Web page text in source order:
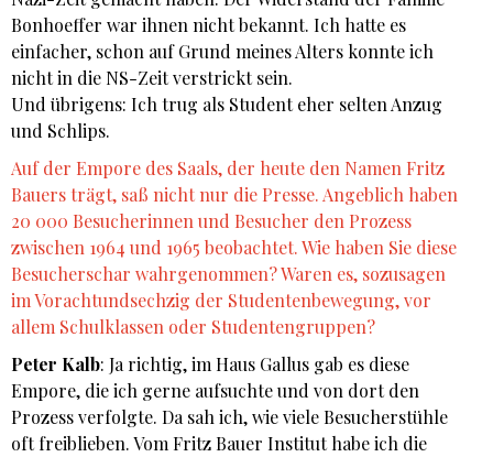
Bonhoeffer war ihnen nicht bekannt. Ich hatte es
einfacher, schon auf Grund meines Alters konnte ich
nicht in die NS-Zeit verstrickt sein.
Und übrigens: Ich trug als Student eher selten Anzug
und Schlips.
Auf der Empore des Saals, der heute den Namen Fritz
Bauers trägt, saß nicht nur die Presse. Angeblich haben
20 000 Besucherinnen und Besucher den Prozess
zwischen 1964 und 1965 beobachtet. Wie haben Sie diese
Besucherschar wahrgenommen? Waren es, sozusagen
im Vorachtundsechzig der Studentenbewegung, vor
allem Schulklassen oder Studentengruppen?
Peter Kalb: Ja richtig, im Haus Gallus gab es diese
Empore, die ich gerne aufsuchte und von dort den
Prozess verfolgte. Da sah ich, wie viele Besucherstühle
oft freiblieben. Vom Fritz Bauer Institut habe ich die